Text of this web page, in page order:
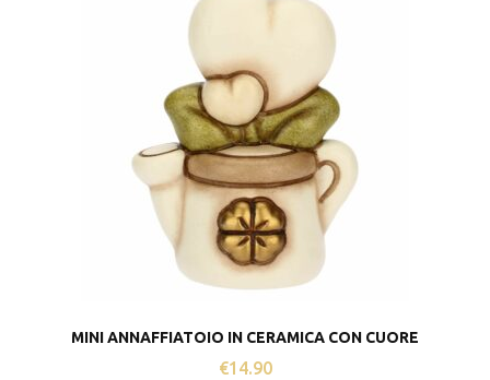
MINI ANNAFFIATOIO IN CERAMICA CON CUORE
€14.90